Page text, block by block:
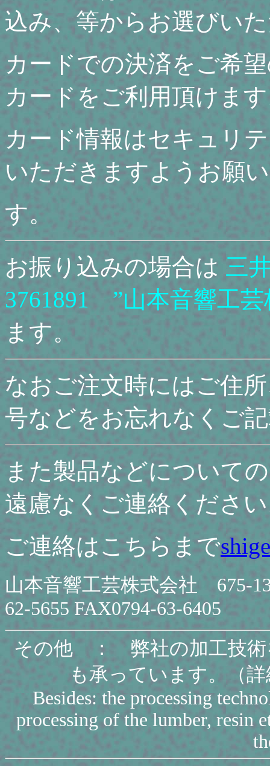
込み、等からお選びい
カードでの決済をご希
カードをご利用頂けま
カード情報はセキュリ
いただきますようお願
す。
お振り込みの場合は 三
3761891 ”山本音響工芸
ます。
なおご注文時にはご住
号などをお忘れなくご
また製品などについて
遠慮なくご連絡くださ
ご連絡はこちらまで
山本音響工芸株式会社 675-
62-5655 FAX0794-63-6405
その他 ： 弊社の加工技術
も承っています。（
Besides: the processing
processing of the lumber, resin